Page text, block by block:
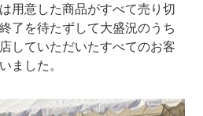
用意した商品がすべて売り切
了を待たずして大盛況のうち
していただいたすべてのお客
ました。